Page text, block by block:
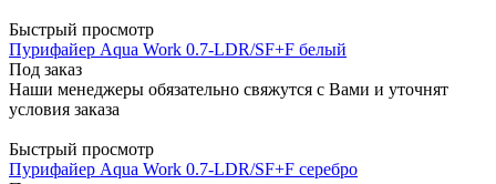
Быстрый просмотр
Пурифайер Aqua Work 0.7-LDR/SF+F белый
Под заказ
Наши менеджеры обязательно свяжутся с Вами и уточнят
условия заказа
Быстрый просмотр
Пурифайер Aqua Work 0.7-LDR/SF+F серебро